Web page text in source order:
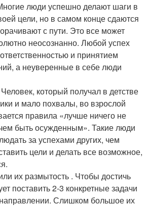
люди успешно делают шаги в
цели, но в самом конце сдаются
с пути. Это все может
неосознанно. Любой успех
и принятием
а неуверенные в себе люди
который получал в детстве
и мало похвалы, во взрослой
правила «лучше ничего не
быть осужденным». Такие люди
за успехами других, чем
цели и делать все возможное,
их размытость . Чтобы достичь
поставить 2-3 конкретные задачи
направлении. Слишком большое их